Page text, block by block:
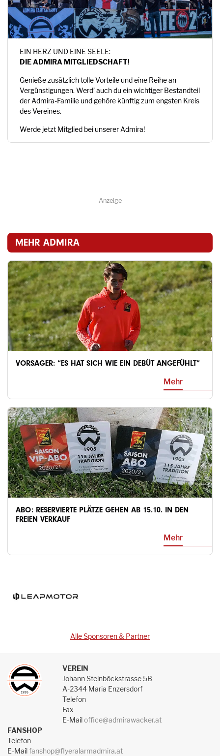
MEHR ADMIRA
VORSAGER: “ES HAT SICH WIE EIN DEBÜT ANGEFÜHLT”
Mehr
ABO: RESERVIERTE PLÄTZE GEHEN AB 15.10. IN DEN
FREIEN VERKAUF
Mehr
EIN HERZ UND EINE SEELE:
DIE ADMIRA MITGLIEDSCHAFT!
Genieße zusätzlich tolle Vorteile und eine Reihe an
Vergünstigungen. Werd’ auch du ein wichtiger Bestandteil
der Admira-Familie und gehöre künftig zum engsten Kreis
des Vereines.
Werde jetzt Mitglied bei unserer Admira!
Anzeige
Alle Sponsoren & Partner
VEREIN
Johann Steinböckstrasse 5B
A-2344 Maria Enzersdorf
Telefon
Fax
E-Mailoffice@admirawacker.at
FANSHOP
Telefon
E-Mailfanshop@flyeralarmadmira.at